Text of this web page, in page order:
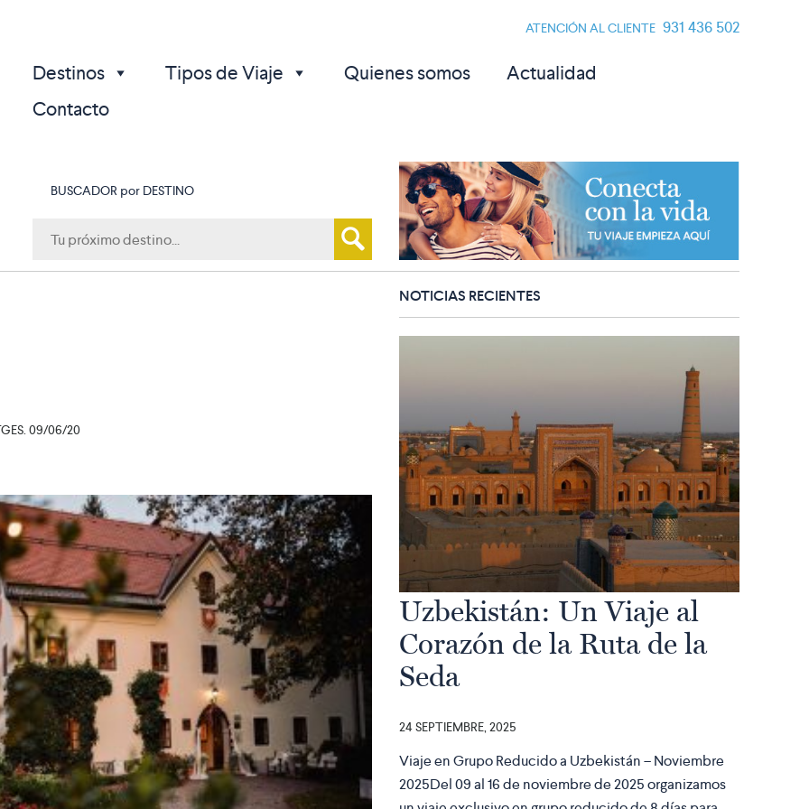
ATENCIÓN AL CLIENTE 931 436 502
Destinos Tipos de Viaje Quienes somos
Actualidad
Contacto
BUSCADOR por DESTINO
p
09/06/20
NOTICIAS RECIENTES
Uzbekistán: Un Viaje al
Corazón de la Ruta de la
Seda
24 SEPTIEMBRE, 2025
Viaje en Grupo Reducido a Uzbekistán – Noviembre
2025Del 09 al 16 de noviembre de 2025 organizamos